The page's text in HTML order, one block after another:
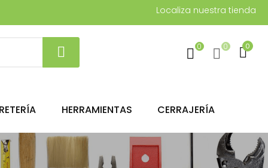
Localiza nuestra tienda
0
0 0
HERRAMIENTAS CERRAJERÍA